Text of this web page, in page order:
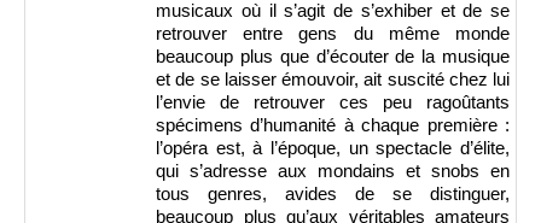
musicaux où il s’agit de s’exhiber et de se
retrouver entre gens du même monde
beaucoup plus que d’écouter de la musique
et de se laisser émouvoir, ait suscité chez lui
l’envie de retrouver ces peu ragoûtants
spécimens d’humanité à chaque première :
l’opéra est, à l’époque, un spectacle d’élite,
qui s’adresse aux mondains et snobs en
tous genres, avides de se distinguer,
beaucoup plus qu’aux véritables amateurs